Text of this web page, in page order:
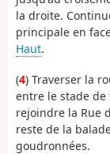
la droite.
principale en
Haut.
(4) Traverser la
entre le stade
rejoindre la Rue
reste de la
goudronnées.